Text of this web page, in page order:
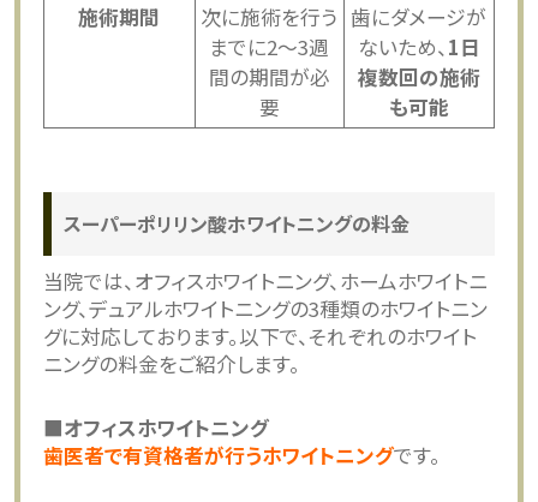
施術期間
次に施術を行う
までに2～3週
間の期間が必
要
歯にダメージが
ないため、 1日
複数回の施術
も可能
スーパーポリリン酸ホワイトニングの料金
当院では、オフィスホワイトニング、ホームホワイトニ
ング、デュアルホワイトニングの3種類のホワイトニン
グに対応しております。以下で、それぞれのホワイト
ニングの料金をご紹介します。
■オフィスホワイトニング
歯医者で有資格者が行うホワイトニングです。